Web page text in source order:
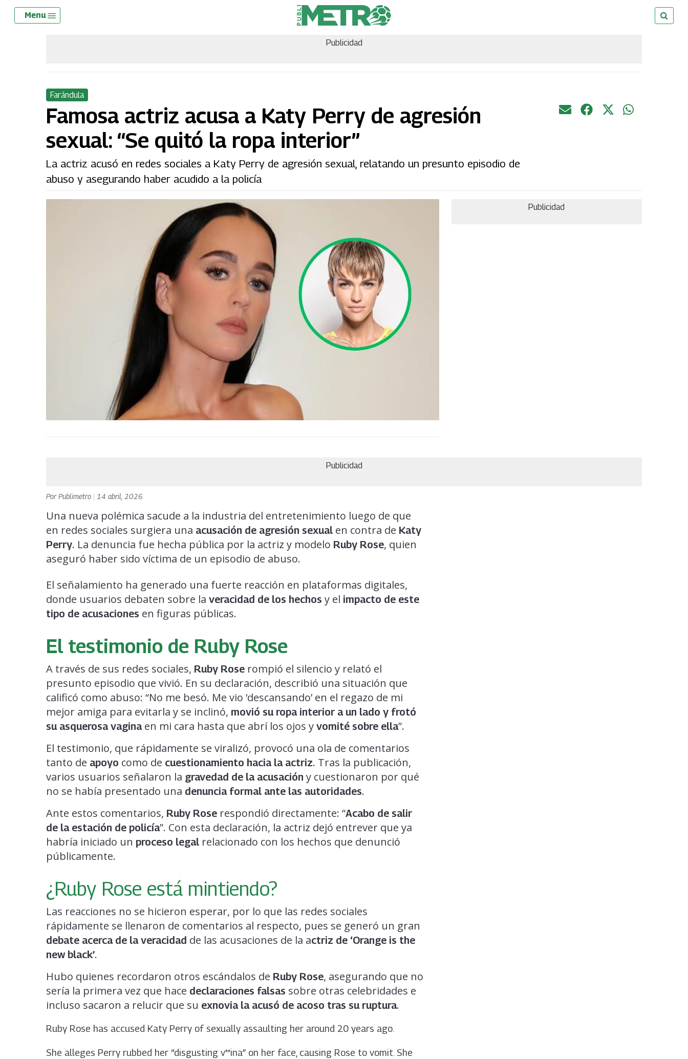
Skip
Menu
Publicidad
Farándula
Famosa actriz acusa a Katy Perry de agresión
sexual: “Se quitó la ropa interior”
La actriz acusó en redes sociales a Katy Perry de agresión sexual, relatando un presunto episodio de
abuso y asegurando haber acudido a la policía
Publicidad
Publicidad
PorPublimetro 14 abril, 2026
Una nueva polémica sacude a la industria del entretenimiento luego de que
en redes sociales surgiera una acusación de agresión sexual en contra de Katy
Perry. La denuncia fue hecha pública por la actriz y modelo Ruby Rose, quien
aseguró haber sido víctima de un episodio de abuso.
El señalamiento ha generado una fuerte reacción en plataformas digitales,
donde usuarios debaten sobre la veracidad de los hechos y el impacto de este
tipo de acusaciones en figuras públicas.
El testimonio de Ruby Rose
A través de sus redes sociales, Ruby Rose rompió el silencio y relató el
presunto episodio que vivió. En su declaración, describió una situación que
calificó como abuso: “No me besó. Me vio ‘descansando’ en el regazo de mi
mejor amiga para evitarla y se inclinó, movió su ropa interior a un lado y frotó
su asquerosa vagina en mi cara hasta que abrí los ojos y vomité sobre ella”.
El testimonio, que rápidamente se viralizó, provocó una ola de comentarios
tanto de apoyo como de cuestionamiento hacia la actriz. Tras la publicación,
varios usuarios señalaron la gravedad de la acusación y cuestionaron por qué
no se había presentado una denuncia formal ante las autoridades.
Ante estos comentarios, Ruby Rose respondió directamente: “Acabo de salir
de la estación de policía”. Con esta declaración, la actriz dejó entrever que ya
habría iniciado un proceso legal relacionado con los hechos que denunció
públicamente.
¿Ruby Rose está mintiendo?
Las reacciones no se hicieron esperar, por lo que las redes sociales
rápidamente se llenaron de comentarios al respecto, pues se generó un gran
debate acerca de la veracidad de las acusaciones de la actriz de ‘Orange is the
new black’.
Hubo quienes recordaron otros escándalos de Ruby Rose, asegurando que no
sería la primera vez que hace declaraciones falsas sobre otras celebridades e
incluso sacaron a relucir que su exnovia la acusó de acoso tras su ruptura.
Ruby Rose has accused Katy Perry of sexually assaulting her around 20 years ago.
She alleges Perry rubbed her “disgusting v**ina” on her face, causing Rose to vomit. She
Menu